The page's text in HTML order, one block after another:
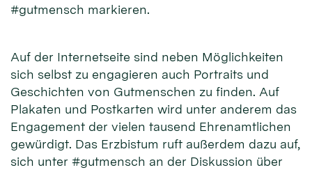
#gutmensch markieren.
Auf der Internetseite sind neben Möglichkeiten
sich selbst zu engagieren auch Portraits und
Geschichten von Gutmenschen zu finden. Auf
Plakaten und Postkarten wird unter anderem das
Engagement der vielen tausend Ehrenamtlichen
gewürdigt. Das Erzbistum ruft außerdem dazu auf,
sich unter #gutmensch an der Diskussion über